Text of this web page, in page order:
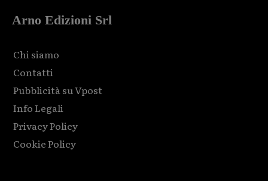
Arno Edizioni Srl
Chi siamo
Contatti
Pubblicità su Vpost
Info Legali
Privacy Policy
Cookie Policy